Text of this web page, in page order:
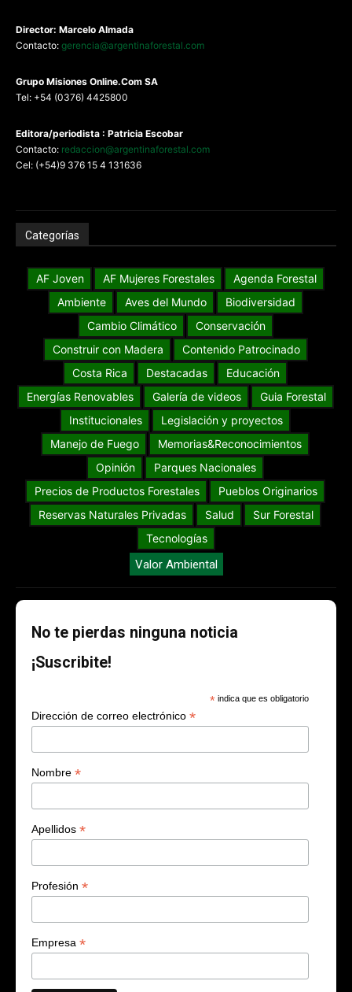
Director: Marcelo Almada
Contacto: gerencia@argentinaforestal.com
Grupo Misiones Online.Com SA
Tel: +54 (0376) 4425800
Editora/periodista : Patricia Escobar
Contacto: redaccion@argentinaforestal.com
Cel: (+54)9 376 15 4 131636
Categorías
AF Joven AF Mujeres Forestales
Agenda Forestal
Ambiente
Aves del Mundo
Biodiversidad
Cambio Climático
Conservación
Construir con Madera
Contenido Patrocinado
Costa Rica
Destacadas
Educación
Energías Renovables
Galería de videos
Guia Forestal
Institucionales
Legislación y proyectos
Manejo de Fuego
Memorias&Reconocimientos
Opinión
Parques Nacionales
Precios de Productos Forestales
Pueblos Originarios
Reservas Naturales Privadas
Salud
Sur Forestal
Tecnologías
Valor Ambiental
No te pierdas ninguna noticia
¡Suscribite!
* indica que es obligatorio
Dirección de correo electrónico *
Nombre *
Apellidos *
Profesión *
Empresa *